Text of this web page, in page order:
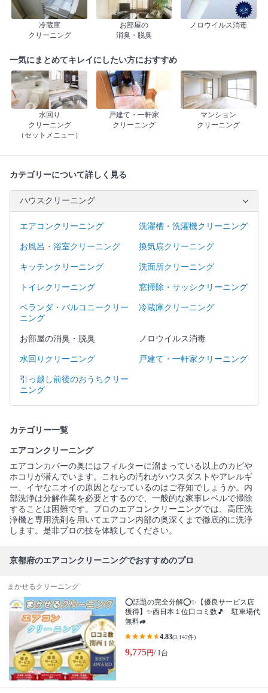
冷蔵庫
クリーニング
お部屋の
消臭・脱臭
ノロウイルス消毒
一気にまとめてキレイにしたい方におすすめ
水回り
クリーニング
（セットメニュー）
戸建て・一軒家
クリーニング
マンション
クリーニング
カテゴリーについて詳しく見る
ハウスクリーニング
エアコンクリーニング 洗濯槽・洗濯機クリーニング
お風呂・浴室クリーニング 換気扇クリーニング
キッチンクリーニング 洗面所クリーニング
トイレクリーニング 窓掃除・サッシクリーニング
ベランダ・バルコニークリー
ニング
冷蔵庫クリーニング
お部屋の消臭・脱臭 ノロウイルス消毒
水回りクリーニング 戸建て・一軒家クリーニング
引っ越し前後のおうちクリー
ニング
カテゴリー一覧
エアコンクリーニング
エアコンカバーの奥にはフィルターに溜まっている以上のカビや
ホコリが潜んでいます。これらの汚れがハウスダストやアレルギ
ー、イヤなニオイの原因となっているのはご存知でしょうか。内
部洗浄は分解作業を必要とするので、一般的な家事レベルで掃除
することは困難です。プロのエアコンクリーニングでは、高圧洗
浄機と専用洗剤を用いてエアコン内部の奥深くまで徹底的に洗浄
します。是非プロの技を体験してください。
京都府のエアコンクリーニングでおすすめのプロ
まかせるクリーニング
⭕話題の完全分解⭕✨【優良サービス店
獲得】✨西日本１位口コミ数🎵 駐車場代
無料🚙
4.83(3,142件)
9,775円/ 1台